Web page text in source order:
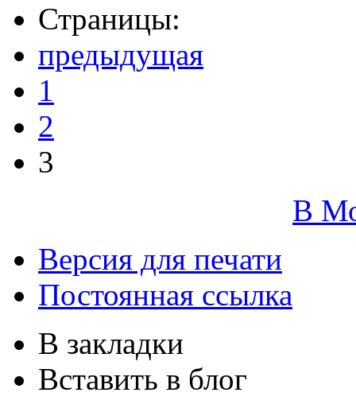
Страницы:
предыдущая
1
2
3
В
Версия для печати
Постоянная ссылка
В закладки
Вставить в блог